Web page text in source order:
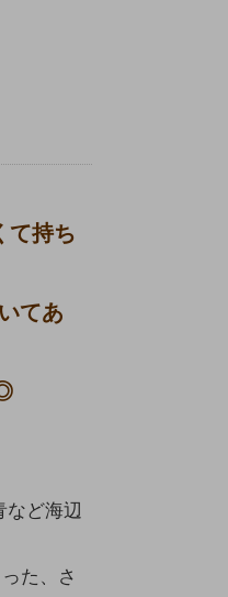
て持ち
てあ
ど海辺
た、さ